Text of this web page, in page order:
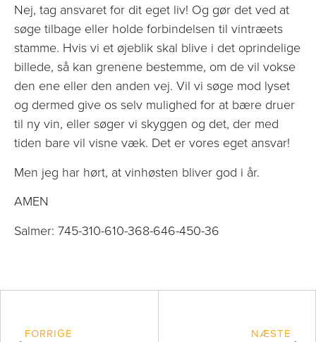
Nej, tag ansvaret for dit eget liv! Og gør det ved at
søge tilbage eller holde forbindelsen til vintræets
stamme. Hvis vi et øjeblik skal blive i det oprindelige
billede, så kan grenene bestemme, om de vil vokse
den ene eller den anden vej. Vil vi søge mod lyset
og dermed give os selv mulighed for at bære druer
til ny vin, eller søger vi skyggen og det, der med
tiden bare vil visne væk. Det er vores eget ansvar!
Men jeg har hørt, at vinhøsten bliver god i år.
AMEN
Salmer: 745-310-610-368-646-450-36
FORRIGE NÆSTE